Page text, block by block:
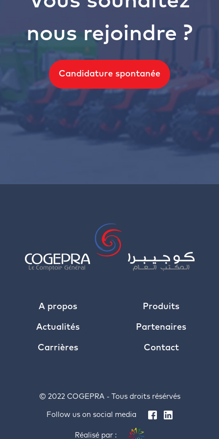
nous rejoindre ?
Candidature spontanée
A propos Produits
Actualités Partenaires
Carrières Contact
© 2022 COGEPRA - Tous droits résérvés
Follow us on social media
Réalisé par :